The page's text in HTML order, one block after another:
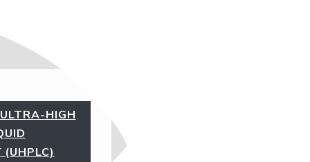
HIGH
(UHPLC)